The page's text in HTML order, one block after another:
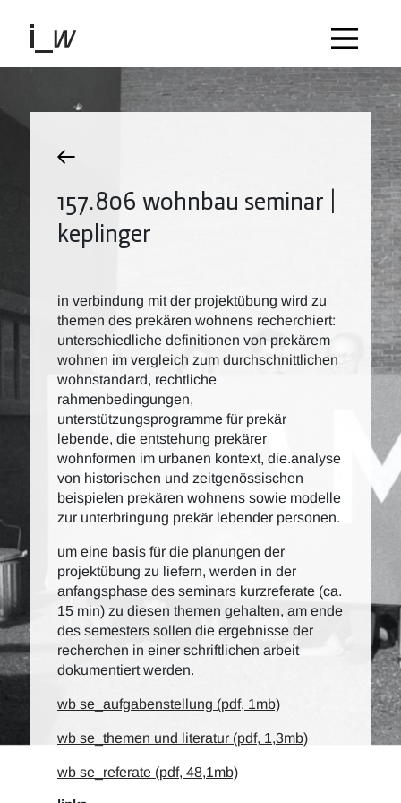
157.806 wohnbau seminar |
keplinger
in verbindung mit der projektübung wird zu
themen des prekären wohnens recherchiert:
unterschiedliche definitionen von prekärem
wohnen im vergleich zum durchschnittlichen
wohnstandard, rechtliche
rahmenbedingungen,
unterstützungsprogramme für prekär
lebende, die entstehung prekärer
wohnformen im urbanen kontext, die.analyse
von historischen und zeitgenössischen
beispielen prekären wohnens sowie modelle
zur unterbringung prekär lebender personen.
um eine basis für die planungen der
projektübung zu liefern, werden in der
anfangsphase des seminars kurzreferate (ca.
15 min) zu diesen themen gehalten, am ende
des semesters sollen die ergebnisse der
recherchen in einer schriftlichen arbeit
dokumentiert werden.
wb se_aufgabenstellung (pdf, 1mb)
wb se_themen und literatur (pdf, 1,3mb)
wb se_referate (pdf, 48,1mb)